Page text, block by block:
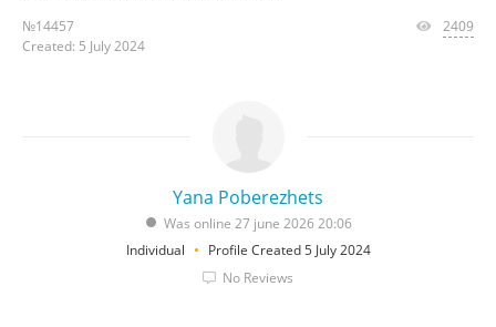
№14457
Created: 5 July 2024
2409
Yana Poberezhets
Was online 27 june 2026 20:06
Individual
Profile Created 5 July 2024
No Reviews